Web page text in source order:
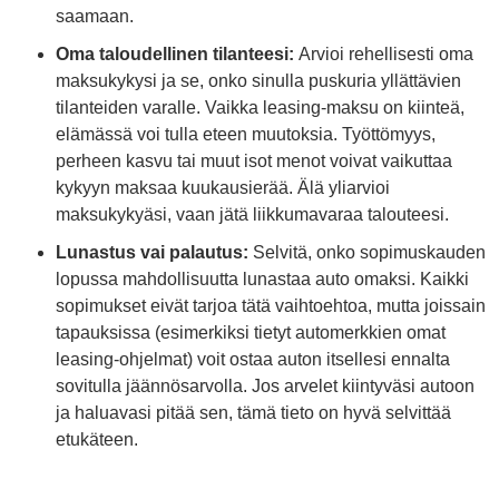
saamaan.
Oma taloudellinen tilanteesi: Arvioi rehellisesti oma
maksukykysi ja se, onko sinulla puskuria yllättävien
tilanteiden varalle. Vaikka leasing-maksu on kiinteä,
elämässä voi tulla eteen muutoksia. Työttömyys,
perheen kasvu tai muut isot menot voivat vaikuttaa
kykyyn maksaa kuukausierää. Älä yliarvioi
maksukykyäsi, vaan jätä liikkumavaraa talouteesi.
Lunastus vai palautus: Selvitä, onko sopimuskauden
lopussa mahdollisuutta lunastaa auto omaksi. Kaikki
sopimukset eivät tarjoa tätä vaihtoehtoa, mutta joissain
tapauksissa (esimerkiksi tietyt automerkkien omat
leasing-ohjelmat) voit ostaa auton itsellesi ennalta
sovitulla jäännösarvolla. Jos arvelet kiintyväsi autoon
ja haluavasi pitää sen, tämä tieto on hyvä selvittää
etukäteen.